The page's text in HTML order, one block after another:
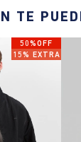
TE
50%OFF
15% EXTRA